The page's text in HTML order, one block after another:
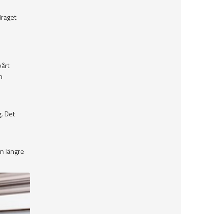
Det
längre